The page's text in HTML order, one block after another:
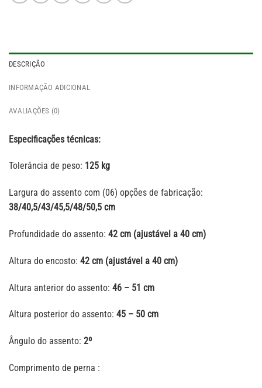
DESCRIÇÃO
INFORMAÇÃO ADICIONAL
AVALIAÇÕES (0)
Especificações técnicas:
Tolerância de peso: 125 kg
Largura do assento com (06) opções de fabricação:
38/40,5/43/45,5/48/50,5 cm
Profundidade do assento: 42 cm (ajustável a 40 cm)
Altura do encosto: 42 cm (ajustável a 40 cm)
Altura anterior do assento: 46 – 51 cm
Altura posterior do assento: 45 – 50 cm
Ângulo do assento: 2º
Comprimento de perna :